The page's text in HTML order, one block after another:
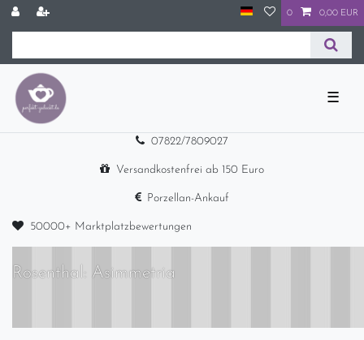
0 0,00 EUR
☰
07822/7809027
Versandkostenfrei ab 150 Euro
Porzellan-Ankauf
50000+ Marktplatzbewertungen
Rosenthal: Asimmetria